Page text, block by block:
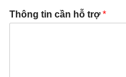
Thông tin cần hỗ trợ*